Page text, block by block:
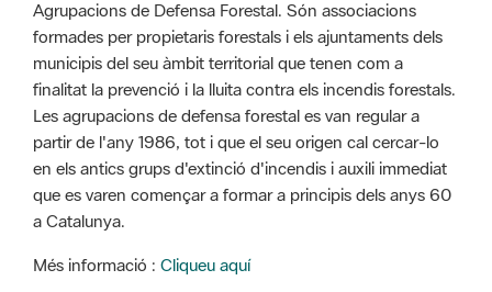
Agrupacions de Defensa Forestal. Són associacions
formades per propietaris forestals i els ajuntaments dels
municipis del seu àmbit territorial que tenen com a
finalitat la prevenció i la lluita contra els incendis forestals.
Les agrupacions de defensa forestal es van regular a
partir de l'any 1986, tot i que el seu origen cal cercar-lo
en els antics grups d'extinció d'incendis i auxili immediat
que es varen començar a formar a principis dels anys 60
a Catalunya.
Més informació : Cliqueu aquí